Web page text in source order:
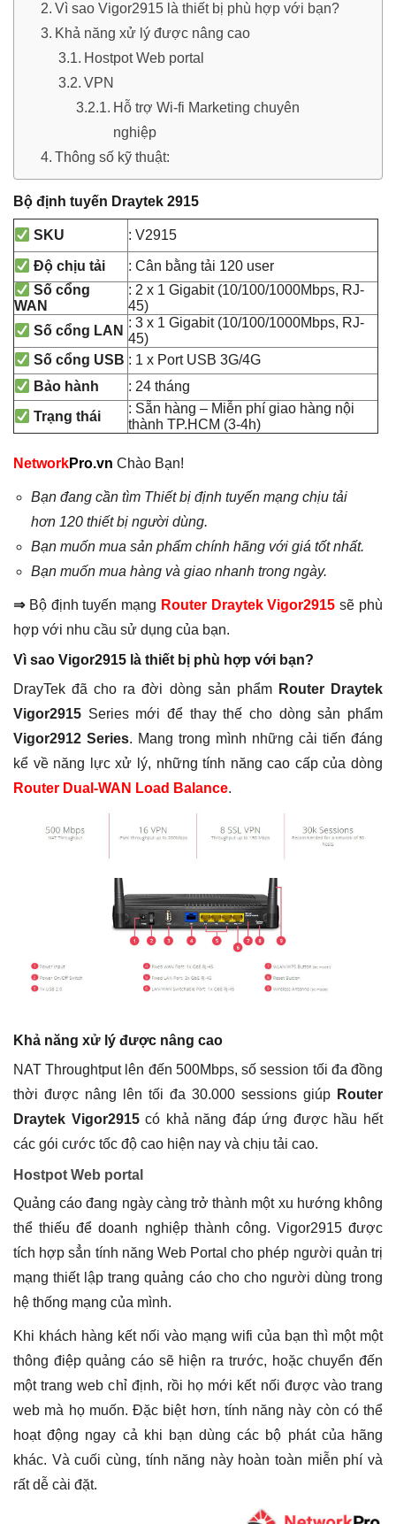
Vì sao Vigor2915 là thiết bị phù hợp với bạn?
Khả năng xử lý được nâng cao
Hostpot Web portal
VPN
Hỗ trợ Wi-fi Marketing chuyên
nghiệp
Thông số kỹ thuật:
Bộ định tuyến Draytek 2915
SKU : V2915
Độ chịu tải
: Cân bằng tải 120 user
Số cổng
WAN
: 2 x 1 Gigabit (10/100/1000Mbps, RJ-
45)
Số cổng LAN
: 3 x 1 Gigabit (10/100/1000Mbps, RJ-
45)
Số cổng USB : 1 x Port USB 3G/4G
Bảo hành
: 24 tháng
Trạng thái
: Sẵn hàng – Miễn phí giao hàng nội
thành TP.HCM (3-4h)
NetworkPro.vn Chào Bạn!
Bạn đang cần tìm Thiết bị định tuyến mạng chịu tải
hơn 120 thiết bị người dùng.
Bạn muốn mua sản phẩm chính hãng với giá tốt nhất.
Bạn muốn mua hàng và giao nhanh trong ngày.
⇒ Bộ định tuyến mạng Router Draytek Vigor2915 sẽ phù
hợp với nhu cầu sử dụng của bạn.
Vì sao Vigor2915 là thiết bị phù hợp với bạn?
DrayTek đã cho ra đời dòng sản phẩm Router Draytek
Vigor2915 Series mới để thay thế cho dòng sản phẩm
Vigor2912 Series. Mang trong mình những cải tiến đáng
kể về năng lực xử lý, những tính năng cao cấp của dòng
Router Dual-WAN Load Balance.
Khả năng xử lý được nâng cao
NAT Throughtput lên đến 500Mbps, số session tối đa đồng
thời được nâng lên tối đa 30.000 sessions giúp Router
Draytek Vigor2915có khả năng đáp ứng được hầu hết
các gói cước tốc độ cao hiện nay và chịu tải cao.
Hostpot Web portal
Quảng cáo đang ngày càng trở thành một xu hướng không
thể thiếu để doanh nghiệp thành công. Vigor2915 được
tích hợp sẳn tính năng Web Portal cho phép người quản trị
mạng thiết lập trang quảng cáo cho cho người dùng trong
hệ thống mạng của mình.
Khi khách hàng kết nối vào mạng wifi của bạn thì một một
thông điệp quảng cáo sẽ hiện ra trước, hoặc chuyển đến
một trang web chỉ định, rồi họ mới kết nối được vào trang
web mà họ muốn. Đặc biệt hơn, tính năng này còn có thể
hoạt động ngay cả khi bạn dùng các bộ phát của hãng
khác. Và cuối cùng, tính năng này hoàn toàn miễn phí và
rất dễ cài đặt.